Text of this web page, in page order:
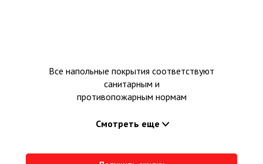
Все напольные покрытия соответствуют
санитарным и
противопожарным нормам
Смотреть еще